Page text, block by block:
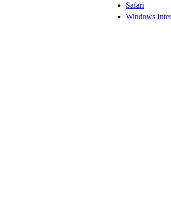
Safari
Windows